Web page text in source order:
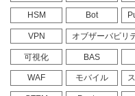
HSM Bot
VPN オブザーバビリ
可視化 BAS
WAF モバイル